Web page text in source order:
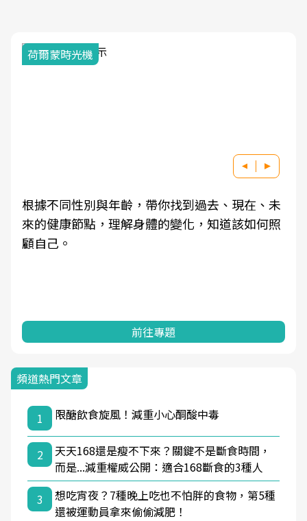
荷爾蒙時光機
根據不同性別與年齡，帶你找到過去、現在、未
來的健康節點，理解身體的變化，知道該如何照
顧自己。
前往專題
頻道熱門文章
1 限醣飲食旋風！減重小心酮酸中毒
2
天天168還是瘦不下來？關鍵不是斷食時間，
而是...減重權威公開：適合168斷食的3種人
3
想吃宵夜？7種晚上吃也不怕胖的食物，第5種
還被運動員拿來偷偷減肥！